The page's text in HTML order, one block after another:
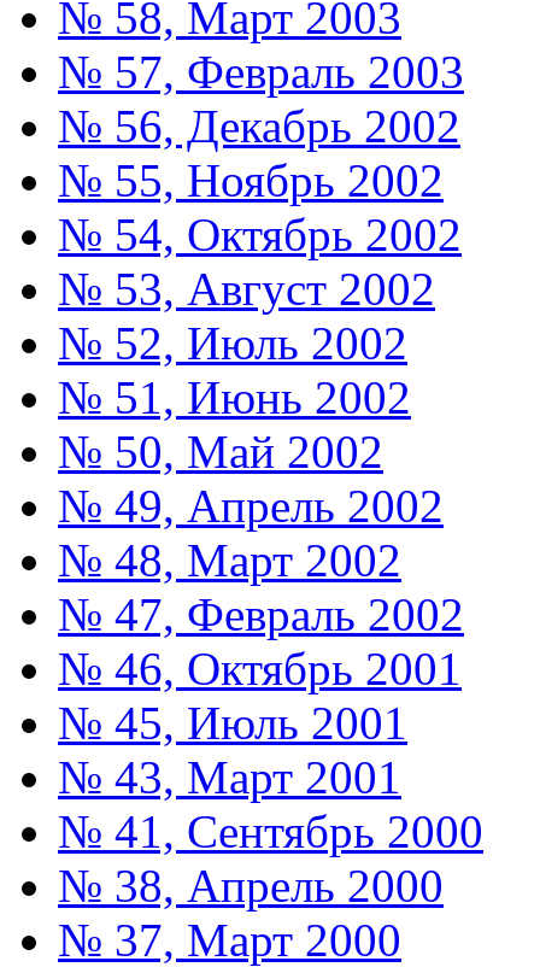
№ 58, Март 2003
№ 57, Февраль 2003
№ 56, Декабрь 2002
№ 55, Ноябрь 2002
№ 54, Октябрь 2002
№ 53, Август 2002
№ 52, Июль 2002
№ 51, Июнь 2002
№ 50, Май 2002
№ 49, Апрель 2002
№ 48, Март 2002
№ 47, Февраль 2002
№ 46, Октябрь 2001
№ 45, Июль 2001
№ 43, Март 2001
№ 41, Сентябрь 2000
№ 38, Апрель 2000
№ 37, Март 2000